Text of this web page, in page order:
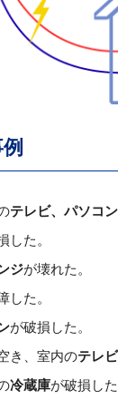
テレビ、パソコ
した。
ジが壊れた。
した。
が破損した。
き、室内のテレビ
冷蔵庫が破損した